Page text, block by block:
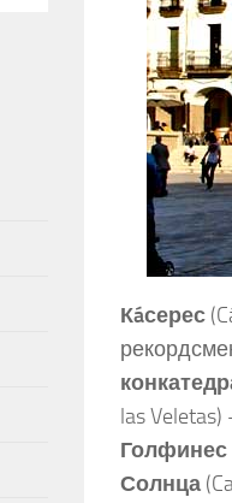
Кáсерес
las
Голфинес
Солнца